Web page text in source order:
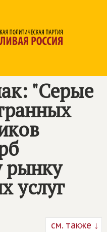
"Серые
рынку
услуг
см. также ↓